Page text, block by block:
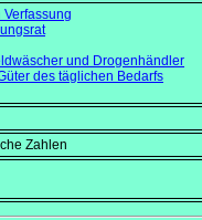
und Drogenhändler
des täglichen Bedarfs
Zahlen